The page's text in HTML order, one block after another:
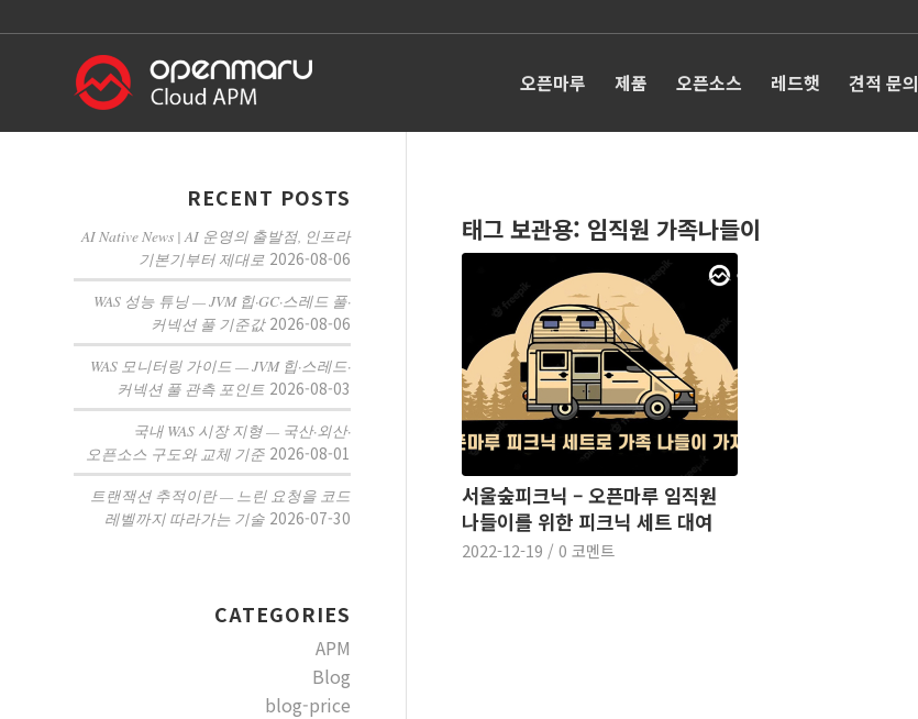
오픈마루 제품 오픈소스 레드햇 견적 문의
태그 보관용: 임직원 가족나들이
서울숲피크닉 – 오픈마루 임직원
나들이를 위한 피크닉 세트 대여
2022-12-19 / 0 코멘트
RECENT POSTS
AI Native News | AI 운영의 출발점, 인프라
기본기부터 제대로 2026-08-06
WAS 성능 튜닝 — JVM 힙·GC·스레드 풀·
커넥션 풀 기준값 2026-08-06
WAS 모니터링 가이드 — JVM 힙·스레드·
커넥션 풀 관측 포인트 2026-08-03
국내 WAS 시장 지형 — 국산·외산·
오픈소스 구도와 교체 기준 2026-08-01
트랜잭션 추적이란 — 느린 요청을 코드
레벨까지 따라가는 기술 2026-07-30
CATEGORIES
APM
Blog
blog-price